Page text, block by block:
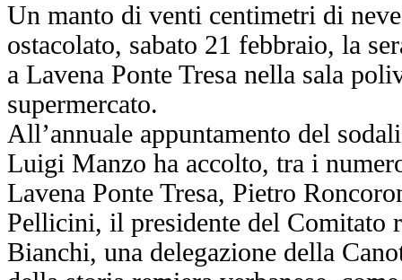
Un manto di venti centimetri di
ostacolato, sabato 21 febbraio, la
a Lavena Ponte Tresa nella sala
supermercato.
All’annuale appuntamento del
Luigi Manzo ha accolto, tra i
Lavena Ponte Tresa, Pietro
Pellicini, il presidente del Comitato
Bianchi, una delegazione della